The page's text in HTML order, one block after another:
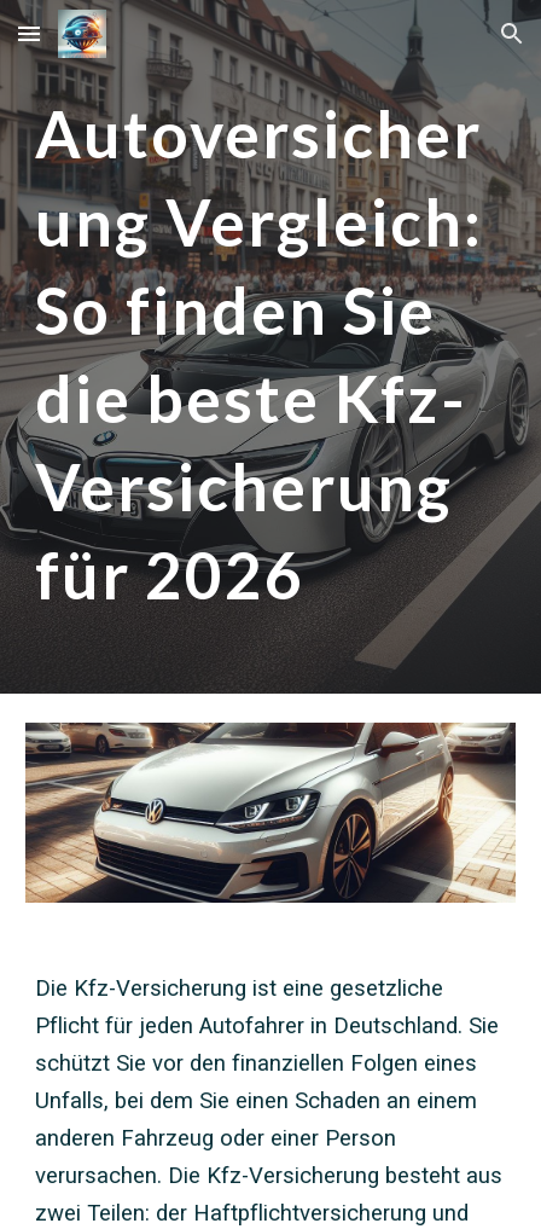
Skip to main content Skip to navigation
Autoversicher
ung Vergleich:
So finden Sie
die beste Kfz-
Versicherung
für 2026
Die Kfz-Versicherung ist eine gesetzliche
Pflicht für jeden Autofahrer in Deutschland. Sie
schützt Sie vor den finanziellen Folgen eines
Unfalls, bei dem Sie einen Schaden an einem
anderen Fahrzeug oder einer Person
verursachen. Die Kfz-Versicherung besteht aus
zwei Teilen: der Haftpflichtversicherung und